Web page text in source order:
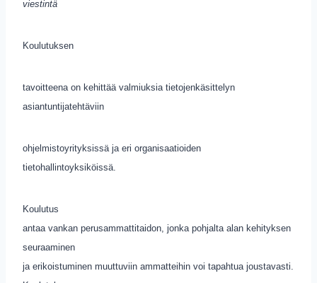
viestintä
Koulutuksen
tavoitteena on kehittää valmiuksia tietojenkäsittelyn
asiantuntijatehtäviin
ohjelmistoyrityksissä ja eri organisaatioiden
tietohallintoyksiköissä.
Koulutus
antaa vankan perusammattitaidon, jonka pohjalta alan kehityksen
seuraaminen
ja erikoistuminen muuttuviin ammatteihin voi tapahtua joustavasti.